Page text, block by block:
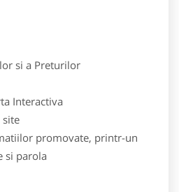
si a Preturilor
Interactiva
promovate, printr-un
si parola